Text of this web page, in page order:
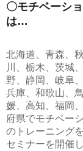
〇モチベーシ
は…
北海道、青森、
川、栃木、茨城
野、静岡、岐阜
兵庫、和歌山、
媛、高知、福岡
府県でモチベー
のトレーニング
セミナーを開催